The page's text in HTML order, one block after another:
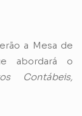
a Mesa de
abordará o
Contábeis,